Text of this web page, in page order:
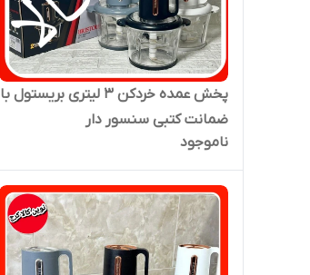
پخش عمده خردکن ۳ لیتری بریستول با
ضمانت کتبی سنسور دار
ناموجود